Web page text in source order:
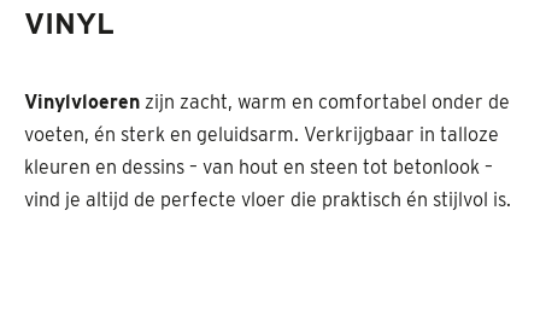
VINYL
Vinylvloeren zijn zacht, warm en comfortabel onder de
voeten, én sterk en geluidsarm. Verkrijgbaar in talloze
kleuren en dessins – van hout en steen tot betonlook –
vind je altijd de perfecte vloer die praktisch én stijlvol is.